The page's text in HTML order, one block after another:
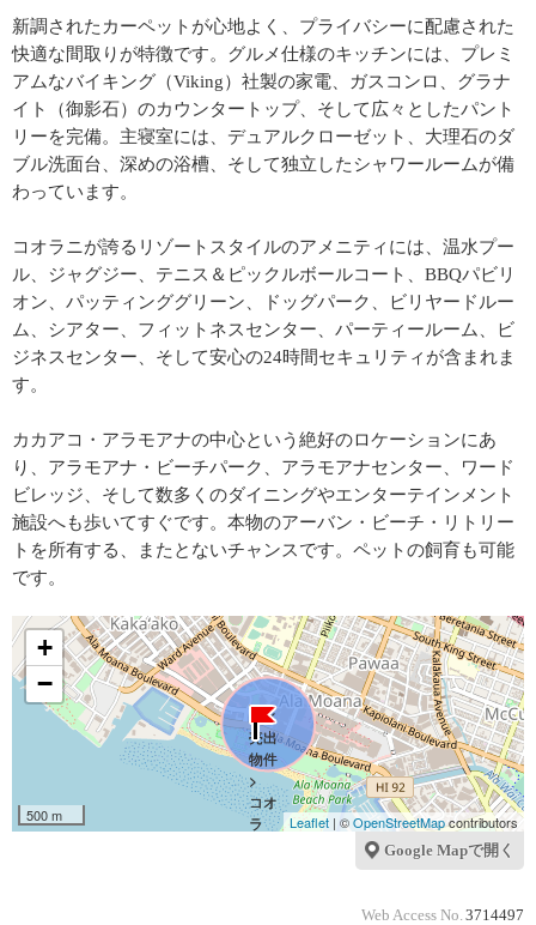
新調されたカーペットが心地よく、プライバシーに配慮された
快適な間取りが特徴です。グルメ仕様のキッチンには、プレミ
アムなバイキング（Viking）社製の家電、ガスコンロ、グラナ
イト（御影石）のカウンタートップ、そして広々としたパント
リーを完備。主寝室には、デュアルクローゼット、大理石のダ
ブル洗面台、深めの浴槽、そして独立したシャワールームが備
わっています。
コオラニが誇るリゾートスタイルのアメニティには、温水プー
ル、ジャグジー、テニス＆ピックルボールコート、BBQパビリ
オン、パッティンググリーン、ドッグパーク、ビリヤードルー
ム、シアター、フィットネスセンター、パーティールーム、ビ
ジネスセンター、そして安心の24時間セキュリティが含まれま
す。
カカアコ・アラモアナの中心という絶好のロケーションにあ
り、アラモアナ・ビーチパーク、アラモアナセンター、ワード
ビレッジ、そして数多くのダイニングやエンターテインメント
施設へも歩いてすぐです。本物のアーバン・ビーチ・リトリー
トを所有する、またとないチャンスです。ペットの飼育も可能
です。
+
−
500 m Leaflet | ©OpenStreetMapcontributors
Google Mapで開く
Web Access No. 3714497